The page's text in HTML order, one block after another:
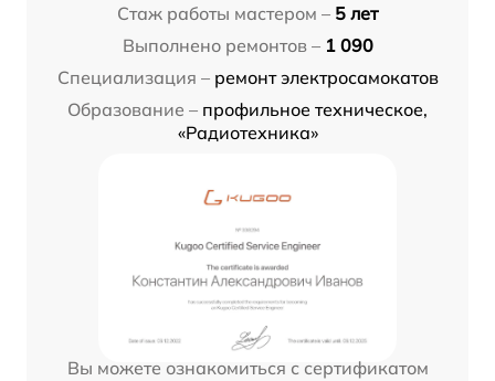
Стаж работы мастером – 5 лет
Выполнено ремонтов – 1 090
Специализация – ремонт электросамокатов
Образование – профильное техническое,
«Радиотехника»
Вы можете ознакомиться с сертификатом